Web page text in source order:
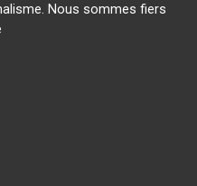
Nous sommes fiers